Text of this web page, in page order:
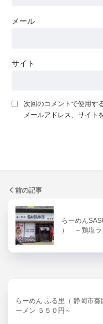
メール
サイト
次回のコメントで使用す
メールアドレス、サイト
前の記事
らーめん
） ～鶏塩ラ
らーめん ふる里（ 静岡市
ーメン ５５０円～